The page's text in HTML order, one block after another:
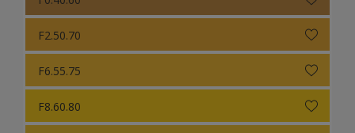
F2.50.70
F6.55.75
F8.60.80